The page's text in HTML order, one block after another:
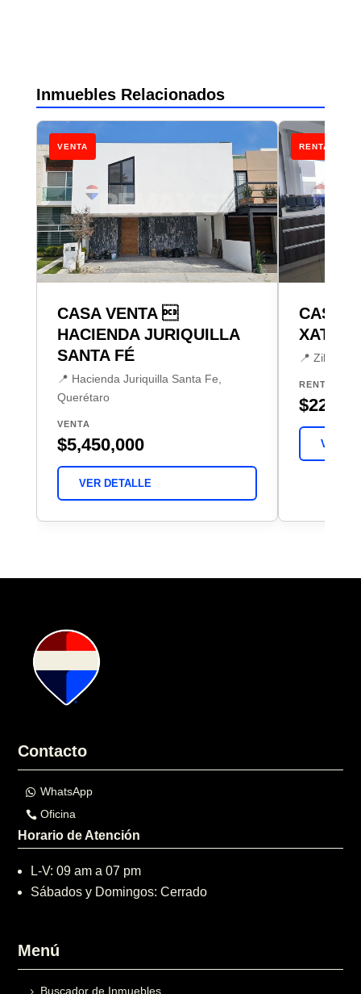
Inmuebles Relacionados
VENTA
CASA VENTA 
HACIENDA JURIQUILLA
SANTA FÉ
📍 Hacienda Juriquilla Santa Fe,
Querétaro
VENTA
$5,450,000
VER DETALLE
RENTA
CASA
XATHÉ
📍 Zibatá,
RENTA
$22,000
VER
Contacto
WhatsApp
Oficina
Horario de Atención
L-V: 09 am a 07 pm
Sábados y Domingos: Cerrado
Menú
Buscador de Inmuebles